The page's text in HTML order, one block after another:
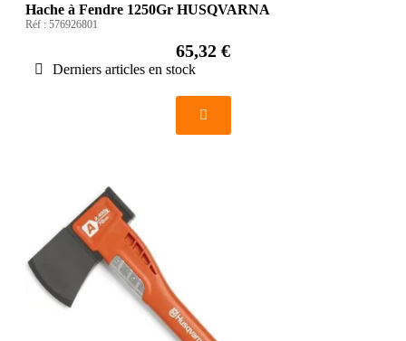
Hache à Fendre 1250Gr HUSQVARNA
Réf : 576926801
65,32 €
Derniers articles en stock